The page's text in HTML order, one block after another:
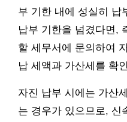
부 기한 내에 성실히 납
납부 기한을 넘겼다면,
할 세무서에 문의하여
납 세액과 가산세를 확
자진 납부 시에는 가산
는 경우가 있으므로, 신